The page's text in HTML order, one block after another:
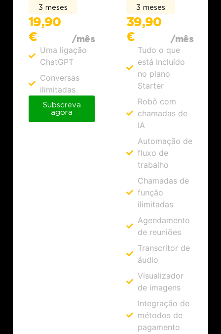
3 meses
19,90
€
/mês
Uma ligação
ChatGPT
Conversas
ilimitadas
Subscreva
agora
3 meses
39,90
€
/mês
Tudo o que
está incluído
no plano
Starter
Robô com
chamadas de
IA
Automação de
fluxo de
trabalho
Chamadas de
função
ilimitadas
Agendamento
de reuniões
Transcritor de
áudio
Visualizador
de imagens
Integração de
métodos de
pagamento